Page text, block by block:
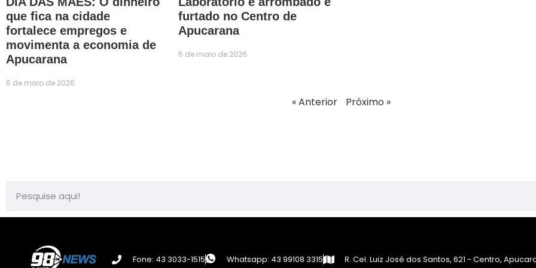
que fica na cidade
fortalece empregos e
movimenta a economia de
Apucarana
6 de maio de 2026
furtado no Centro de
Apucarana
6 de maio de 2026
« Anterior Próximo »
Fone: 43 3033-1515 Whatsapp: 43 99108 3315 R. Cel. Luiz José dos Santos, 621 - Centro,